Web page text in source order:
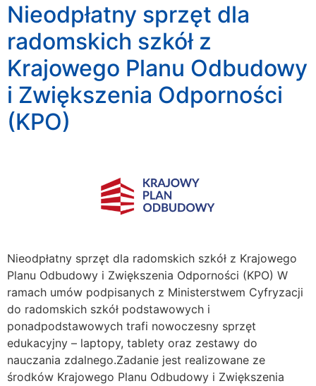
Nieodpłatny sprzęt dla
radomskich szkół z
Krajowego Planu Odbudowy
i Zwiększenia Odporności
(KPO)
Nieodpłatny sprzęt dla radomskich szkół z Krajowego
Planu Odbudowy i Zwiększenia Odporności (KPO) W
ramach umów podpisanych z Ministerstwem Cyfryzacji
do radomskich szkół podstawowych i
ponadpodstawowych trafi nowoczesny sprzęt
edukacyjny – laptopy, tablety oraz zestawy do
nauczania zdalnego.Zadanie jest realizowane ze
środków Krajowego Planu Odbudowy i Zwiększenia